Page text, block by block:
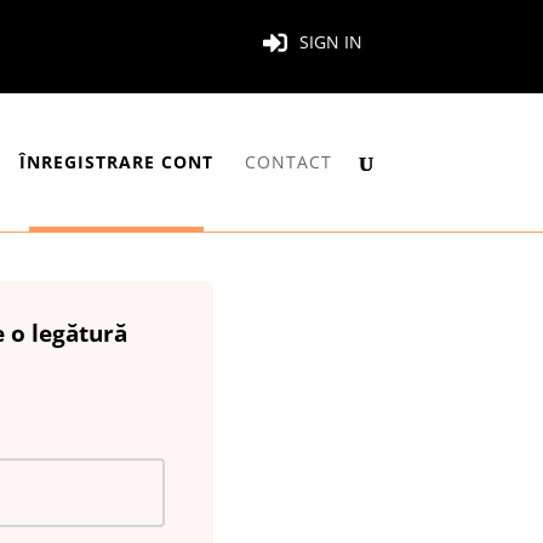
SIGN IN
ÎNREGISTRARE CONT CONTACT
o legătură